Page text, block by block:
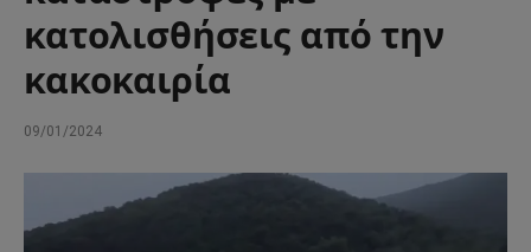
κατολισθήσεις από την
κακοκαιρία
09/01/2024